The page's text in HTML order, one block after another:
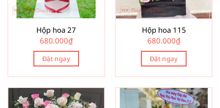
Hộp hoa 27
680.000₫
Đặt ngay
Hộp hoa 115
680.000₫
Đặt ngay